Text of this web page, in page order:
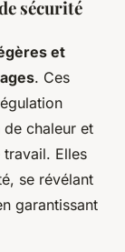
sécurité
et
. Ces
de chaleur et
Elles
se révélant
garantissant